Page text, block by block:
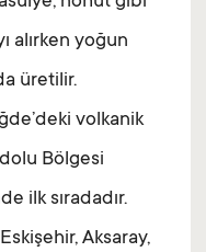
alırken yoğun
üretilir.
volkanik
Bölgesi
ilk sıradadır.
Aksaray,